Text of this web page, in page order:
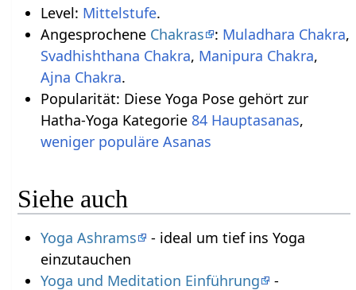
Level: Mittelstufe.
Angesprochene Chakras : Muladhara Chakra,
Svadhishthana Chakra, Manipura Chakra,
Ajna Chakra.
Popularität: Diese Yoga Pose gehört zur
Hatha-Yoga Kategorie 84 Hauptasanas,
weniger populäre Asanas
Siehe auch
Yoga Ashrams
- ideal um tief ins Yoga
einzutauchen
Yoga und Meditation Einführung
-